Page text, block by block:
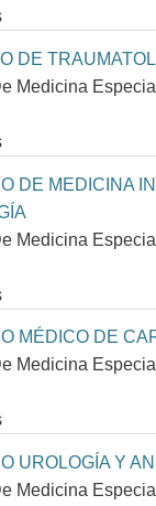
DE
Medicina
DE MEDICINA
Medicina
MÉDICO DE
Medicina
UROLOGÍA Y
Medicina